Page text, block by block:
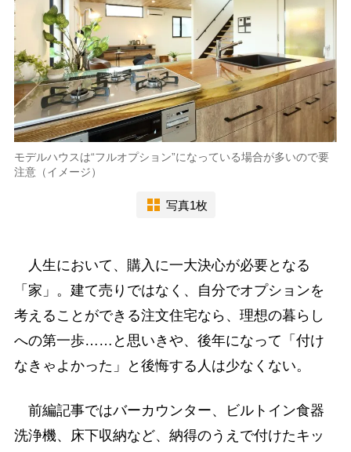
モデルハウスは“フルオプション”になっている場合が多いので要
注意（イメージ）
写真1枚
人生において、購入に一大決心が必要となる
「家」。建て売りではなく、自分でオプションを
考えることができる注文住宅なら、理想の暮らし
への第一歩……と思いきや、後年になって「付け
なきゃよかった」と後悔する人は少なくない。
前編記事ではバーカウンター、ビルトイン食器
洗浄機、床下収納など、納得のうえで付けたキッ